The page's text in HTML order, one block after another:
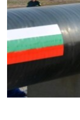
ВСЕ ЗА ДЕНЬ
СПЕЦПРОЕКТИ
ДЕПОРТАЦІЯ
ВІДЕОУРОКИ
СВІДЧЕННЯ
ЯК ОБІЙТИ
Русский
Qırımtatar